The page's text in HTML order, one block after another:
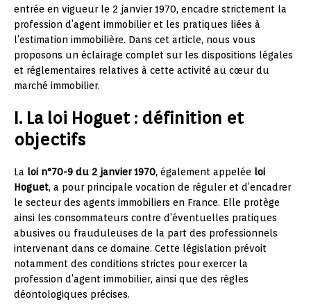
entrée en vigueur le 2 janvier 1970, encadre strictement la
profession d’agent immobilier et les pratiques liées à
l’estimation immobilière. Dans cet article, nous vous
proposons un éclairage complet sur les dispositions légales
et réglementaires relatives à cette activité au cœur du
marché immobilier.
I. La loi Hoguet : définition et
objectifs
La loi n°70-9 du 2 janvier 1970, également appelée loi
Hoguet, a pour principale vocation de réguler et d’encadrer
le secteur des agents immobiliers en France. Elle protège
ainsi les consommateurs contre d’éventuelles pratiques
abusives ou frauduleuses de la part des professionnels
intervenant dans ce domaine. Cette législation prévoit
notamment des conditions strictes pour exercer la
profession d’agent immobilier, ainsi que des règles
déontologiques précises.